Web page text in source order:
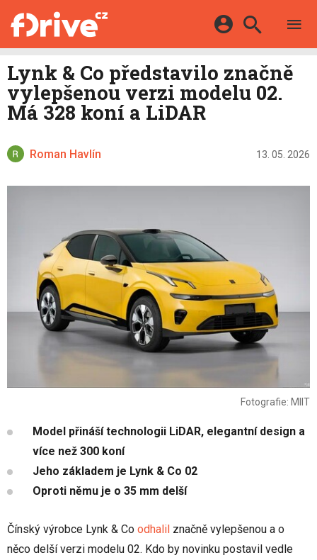
KATALOG
MAPA STANIC
DALŠÍ
HYBRIDY
E-MOTORSPORT
OSTATNÍ
Facebook Google
Lynk & Co představilo značně
vylepšenou verzi modelu 02.
Má 328 koní a LiDAR
Roman Havlín 13. 05. 2026
Fotografie: MIIT
Model přináší technologii LiDAR, elegantní design a
více než 300 koní
Jeho základem je Lynk & Co 02
Oproti němu je o 35 mm delší
Čínský výrobce Lynk & Co odhalil značně vylepšenou a o
něco delší verzi modelu 02. Kdo by novinku postavil vedle